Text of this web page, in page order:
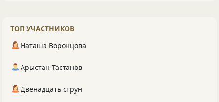
ТОП УЧАСТНИКОВ
Наташа Воронцова
Арыстан Тастанов
Двенадцать струн